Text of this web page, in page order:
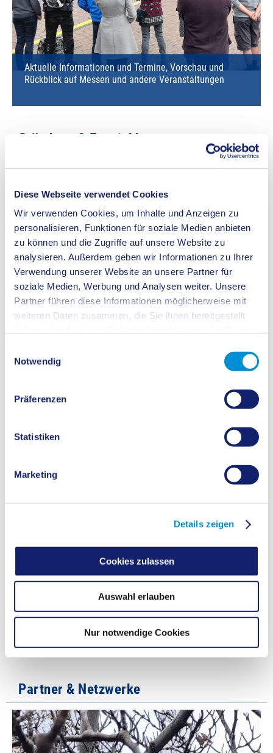
Diese Webseite verwendet Cookies
Wir verwenden Cookies, um Inhalte und Anzeigen zu
personalisieren, Funktionen für soziale Medien anbieten
zu können und die Zugriffe auf unsere Website zu
analysieren. Außerdem geben wir Informationen zu Ihrer
Verwendung unserer Website an unsere Partner für
soziale Medien, Werbung und Analysen weiter. Unsere
Partner führen diese Informationen möglicherweise mit
weiteren Daten zusammen, die Sie ihnen bereitgestellt
Notwendig
Präferenzen
Statistiken
Marketing
Details zeigen
Cookies zulassen
Auswahl erlauben
Nur notwendige Cookies
Aktuelle Informationen und Termine, Vorschau und
Rückblick auf Messen und andere Veranstaltungen
Gründung & Entwicklung
nachhaltige Wirtschaft, Digitalisierung
Standortinformationen, Gewerbeflächen, Standort in Karten
Partner & Netzwerke